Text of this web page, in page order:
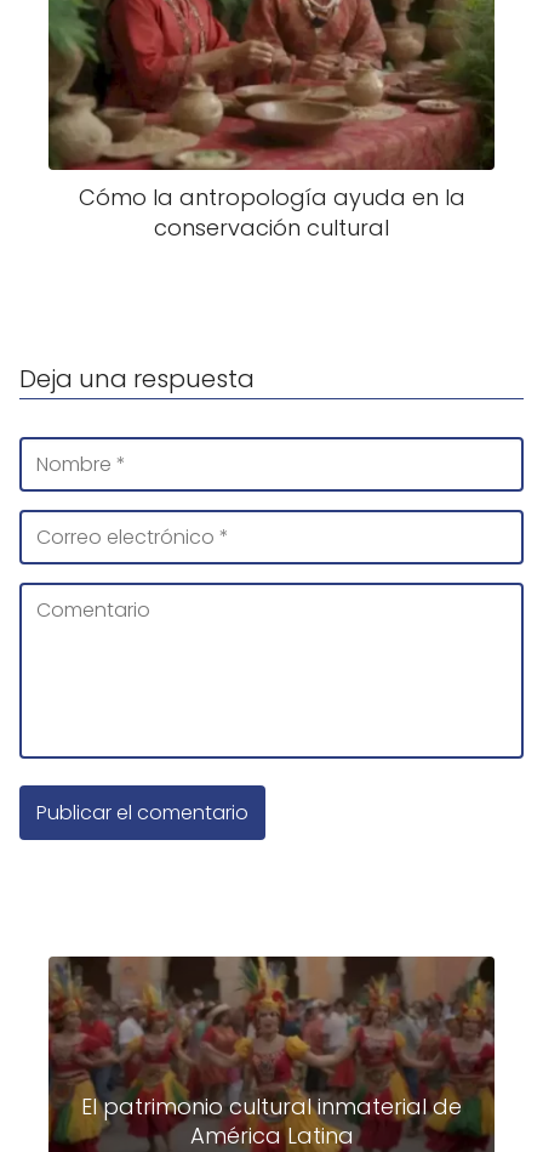
Cómo la antropología ayuda en la
conservación cultural
Deja una respuesta
El patrimonio cultural inmaterial de
América Latina